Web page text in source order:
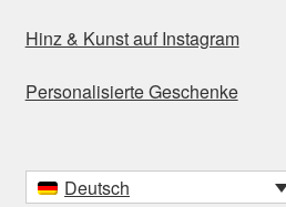
Hinz & Kunst auf Instagram
Personalisierte Geschenke
Deutsch